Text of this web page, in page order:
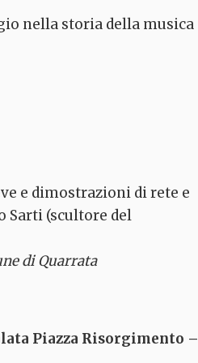
nella storia della musica
e dimostrazioni di rete e
Sarti (scultore del
di Quarrata
Piazza Risorgimento –